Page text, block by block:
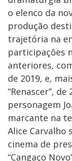
o elenco da
produção
trajetória na
participações
anteriores,
de 2019, e,
“Renascer”,
personagem
marcante na
Alice Carvalho
cinema de
“Cangaço